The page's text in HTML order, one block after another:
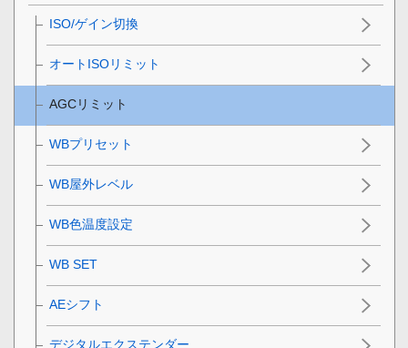
ISO/ゲイン切換
オートISOリミット
AGCリミット
WBプリセット
WB屋外レベル
WB色温度設定
WB SET
AEシフト
デジタルエクステンダー